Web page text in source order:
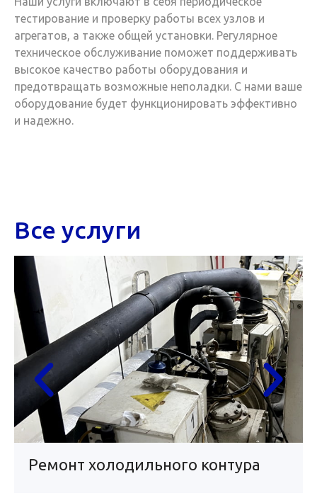
тестирование и проверку работы всех узлов и
агрегатов, а также общей установки. Регулярное
техническое обслуживание поможет поддерживать
высокое качество работы оборудования и
предотвращать возможные неполадки. С нами ваше
оборудование будет функционировать эффективно
и надежно.
Все услуги
Ремонт холодильного контура